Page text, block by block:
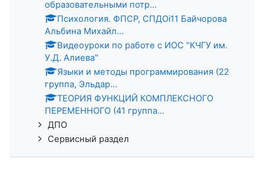
образовательными потр...
Психология. ФПСР, СПДОi11 Байчорова
Альбина Михайл...
Видеоуроки по работе с ИОС "КЧГУ им.
У.Д. Алиева"
Языки и методы программирования (22
группа, Эльдар...
ТЕОРИЯ ФУНКЦИЙ КОМПЛЕКСНОГО
ПЕРЕМЕННОГО (41 группа...
ДПО
Сервисный раздел